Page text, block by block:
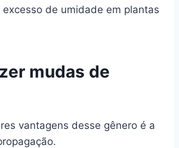
de umidade em plantas
mudas de
vantagens desse gênero é a